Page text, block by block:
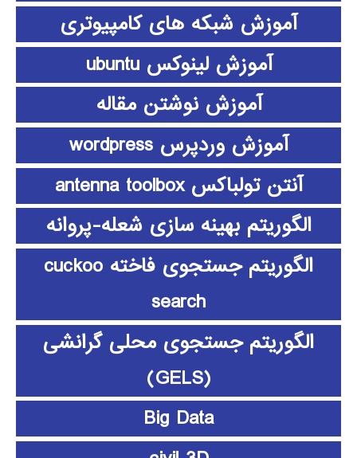
آموزش شبکه های کامپیوتری
آموزش لینوکس ubuntu
آموزش نوشتن مقاله
آموزش وردپرس wordpress
آنتن تولباکس antenna toolbox
الگوریتم بهینه سازی شعله-پروانه
الگوریتم جستجوی فاخته cuckoo
search
الگوریتم جستجوی محلی گرانشی
(GELS)
Big Data